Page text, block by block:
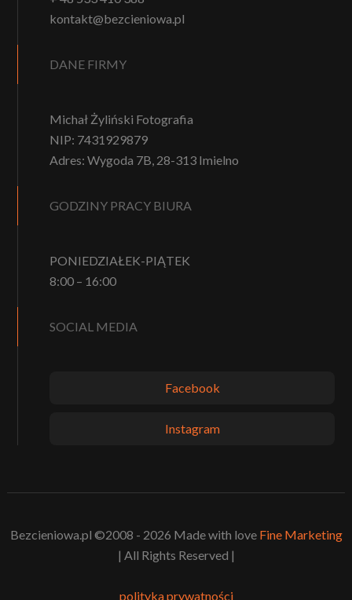
kontakt@bezcieniowa.pl
DANE FIRMY
Michał Żyliński Fotografia
NIP: 7431929879
Adres: Wygoda 7B, 28-313 Imielno
GODZINY PRACY BIURA
PONIEDZIAŁEK-PIĄTEK
8:00 – 16:00
SOCIAL MEDIA
Facebook
Instagram
Bezcieniowa.pl ©2008 - 2026 Made with love Fine Marketing
| All Rights Reserved |
polityka prywatności